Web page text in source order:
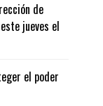
de
jueves el
el poder